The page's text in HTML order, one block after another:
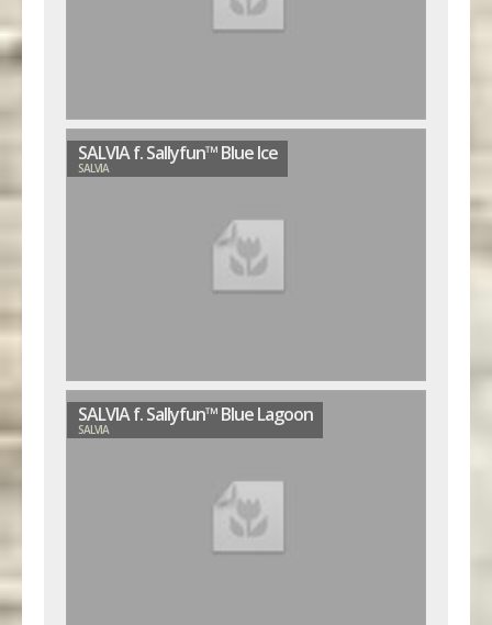
SALVIA f. Sallyfun™ Blue Ice
SALVIA
SALVIA f. Sallyfun™ Blue Lagoon
SALVIA